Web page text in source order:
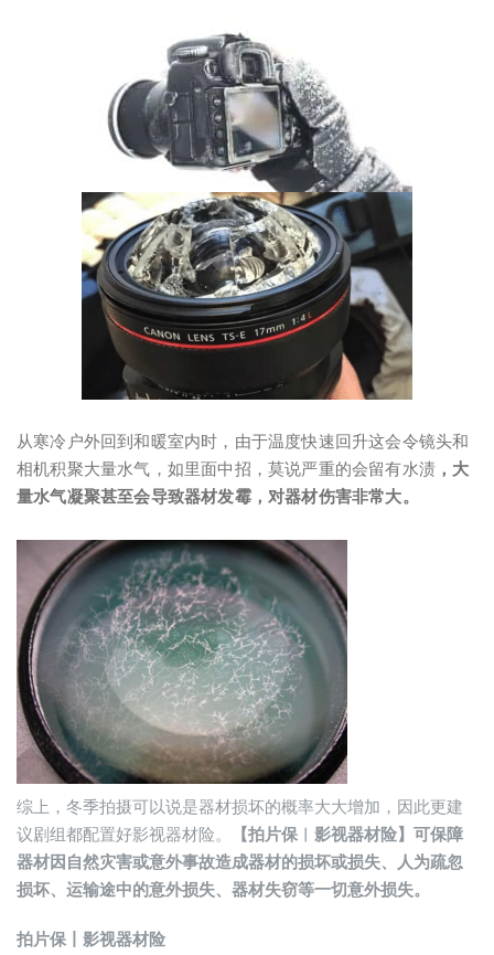
从寒冷户外回到和暖室内时，由于温度快速回升这会令镜头和
相机积聚大量水气，如里面中招，莫说严重的会留有水渍 ，大
量水气凝聚甚至会导致器材发霉，对器材伤害非常大。
综上，冬季拍摄可以说是器材损坏的概率大大增加，因此更建
议剧组都配置好影视器材险。
【拍片保︱影视器材险】可保障
器材因自然灾害或意外事故造成器材的损坏或损失、人为疏忽
损坏、运输途中的意外损失、器材失窃等一切意外损失。
拍片保丨影视器材险